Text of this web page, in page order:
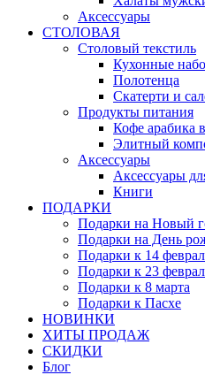
Аксессуары
СТОЛОВАЯ
Столовый текстиль
Кухонные
Полотенца
Скатерти и
Продукты питания
Кофе арабика
Элитный
Аксессуары
Аксессуары
Книги
ПОДАРКИ
Подарки на Новый
Подарки на День
Подарки к 14
Подарки к 23
Подарки к 8 марта
Подарки к Пасхе
НОВИНКИ
ХИТЫ ПРОДАЖ
СКИДКИ
Блог